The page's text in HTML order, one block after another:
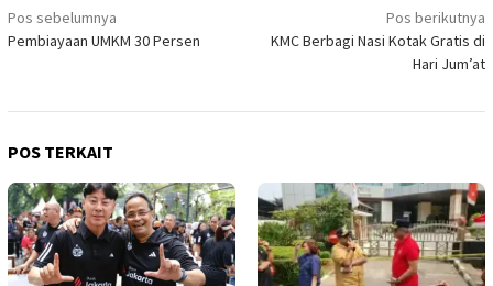
Navigasi
pos
Pos sebelumnya
Pembiayaan UMKM 30 Persen
Pos berikutnya
KMC Berbagi Nasi Kotak Gratis di
Hari Jum’at
POS TERKAIT